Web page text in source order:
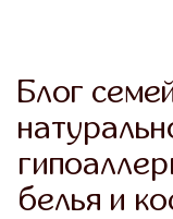
Блог
белья и